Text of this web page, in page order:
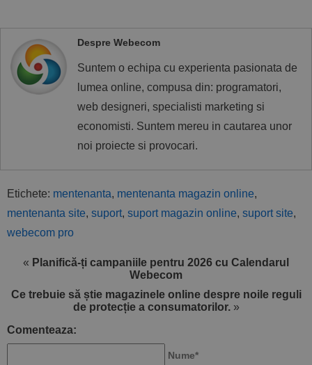
Despre Webecom
Suntem o echipa cu experienta pasionata de
lumea online, compusa din: programatori,
web designeri, specialisti marketing si
economisti. Suntem mereu in cautarea unor
noi proiecte si provocari.
Etichete: mentenanta, mentenanta magazin online,
mentenanta site, suport, suport magazin online, suport site,
webecom pro
« Planifică-ți campaniile pentru 2026 cu Calendarul
Webecom
Ce trebuie să știe magazinele online despre noile reguli
de protecție a consumatorilor.»
Comenteaza:
Nume*